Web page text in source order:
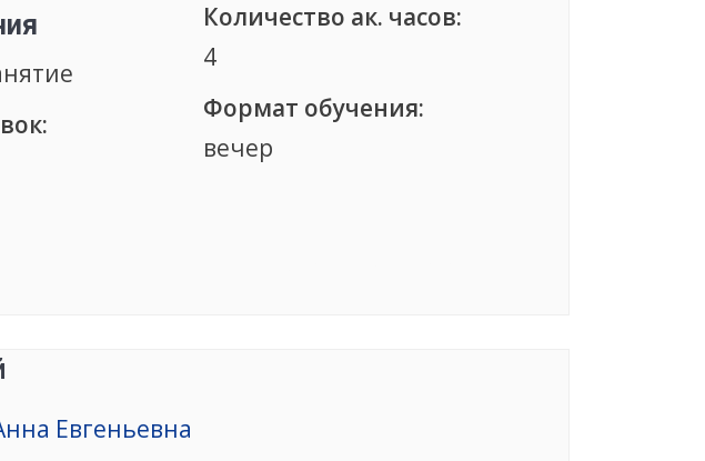
Количество ак. часов:
4
Формат обучения:
вечер
Евгеньевна